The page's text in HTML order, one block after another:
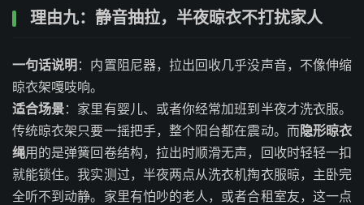
理由九：静音抽拉，半夜晾衣不打扰家人
一句话说明 ：内置阻尼器，拉出回收几乎没声音，不像伸缩
晾衣架嘎吱响。
适合场景：家里有婴儿、或者你经常加班到半夜才洗衣服。
传统晾衣架只要一摇把手，整个阳台都在震动。而隐形晾衣
绳用的是弹簧回卷结构，拉出时顺滑无声，回收时轻轻一扣
就能锁住。我实测过，半夜两点从洗衣机掏衣服晾，主卧完
全听不到动静。家里有怕吵的老人，或者合租室友，这一点